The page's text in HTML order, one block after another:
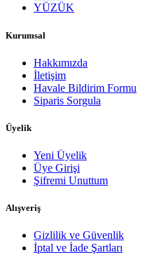
YÜZÜK
Kurumsal
Hakkımızda
İletişim
Havale Bildirim Formu
Siparis Sorgula
Üyelik
Yeni Üyelik
Üye Girişi
Şifremi Unuttum
Alışveriş
Gizlilik ve Güvenlik
İptal ve İade Şartları